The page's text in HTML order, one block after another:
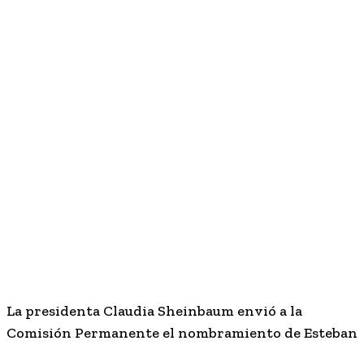
La presidenta Claudia Sheinbaum envió a la
Comisión Permanente el nombramiento de Esteban